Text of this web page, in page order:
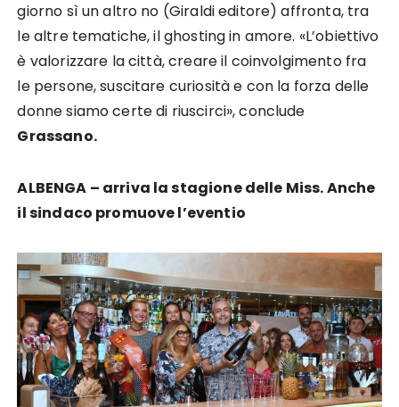
giorno sì un altro no (Giraldi editore) affronta, tra
le altre tematiche, il ghosting in amore. «L’obiettivo
è valorizzare la città, creare il coinvolgimento fra
le persone, suscitare curiosità e con la forza delle
donne siamo certe di riuscirci», conclude
Grassano.
ALBENGA – arriva la stagione delle Miss. Anche
il sindaco promuove l’eventio